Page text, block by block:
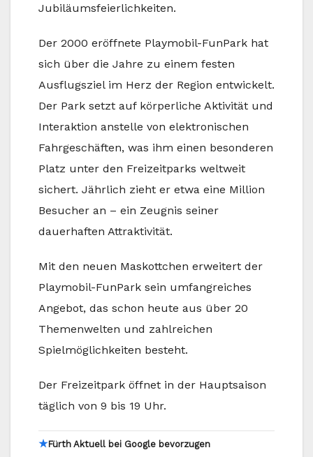
Jubiläumsfeierlichkeiten.
Der 2000 eröffnete Playmobil-FunPark hat
sich über die Jahre zu einem festen
Ausflugsziel im Herz der Region entwickelt.
Der Park setzt auf körperliche Aktivität und
Interaktion anstelle von elektronischen
Fahrgeschäften, was ihm einen besonderen
Platz unter den Freizeitparks weltweit
sichert. Jährlich zieht er etwa eine Million
Besucher an – ein Zeugnis seiner
dauerhaften Attraktivität.
Mit den neuen Maskottchen erweitert der
Playmobil-FunPark sein umfangreiches
Angebot, das schon heute aus über 20
Themenwelten und zahlreichen
Spielmöglichkeiten besteht.
Der Freizeitpark öffnet in der Hauptsaison
täglich von 9 bis 19 Uhr.
★Fürth Aktuell bei Google bevorzugen